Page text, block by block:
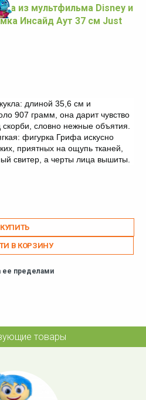
из мультфильма Disney и
Инсайд Аут 37 см Just
длиной 35,6 см и
907 грамм, она дарит чувство
словно нежные объятия.
фигурка Грифа искусно
приятных на ощупь тканей,
свитер, а черты лица вышиты.
В КОРЗИНУ
ее пределами
товары